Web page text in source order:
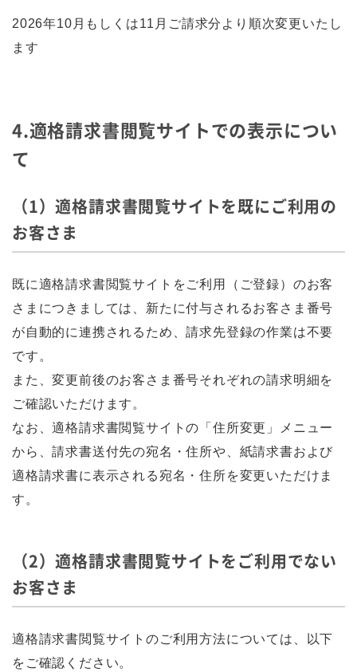
2026年10月もしくは11月ご請求分より順次変更いたし
ます
4.適格請求書閲覧サイトでの表示につい
て
（1）適格請求書閲覧サイトを既にご利用の
お客さま
既に適格請求書閲覧サイトをご利用（ご登録）のお客
さまにつきましては、新たに付与されるお客さま番号
が自動的に連携されるため、請求先登録の作業は不要
です。
また、変更前後のお客さま番号それぞれの請求明細を
ご確認いただけます。
なお、適格請求書閲覧サイトの「住所変更」メニュー
から、請求書送付先の宛名・住所や、紙請求書および
適格請求書に表示される宛名・住所を変更いただけま
す。
（2）適格請求書閲覧サイトをご利用でない
お客さま
適格請求書閲覧サイトのご利用方法については、以下
をご確認ください。